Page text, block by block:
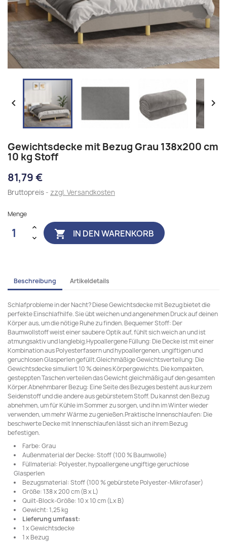
 
Gewichtsdecke mit Bezug Grau 138x200 cm
10 kg Stoff
81,79 €
Bruttopreis zzgl. Versandkosten
Menge
 IN DEN WARENKORB
Beschreibung Artikeldetails
Schlafprobleme in der Nacht? Diese Gewichtsdecke mit Bezug bietet die
perfekte Einschlafhilfe. Sie übt weichen und angenehmen Druck auf deinen
Körper aus, um die nötige Ruhe zu finden. Bequemer Stoff: Der
Baumwollstoff weist einer saubere Optik auf, fühlt sich weich an und ist
atmungsaktiv und langlebig.Hypoallergene Füllung: Die Decke ist mit einer
Kombination aus Polyesterfasern und hypoallergenen, ungiftigen und
geruchlosen Glasperlen gefüllt.Gleichmäßige Gewichtsverteilung: Die
Gewichtsdecke simuliert 10 % deines Körpergewichts. Die kompakten,
gesteppten Taschen verteilen das Gewicht gleichmäßig auf den gesamten
Körper.Abnehmbarer Bezug: Eine Seite des Bezuges besteht aus kurzem
Seidenstoff und die andere aus gebürstetem Stoff. Du kannst den Bezug
abnehmen, um für Kühle im Sommer zu sorgen, und ihn im Winter wieder
verwenden, um mehr Wärme zu genießen.Praktische Innenschlaufen: Die
beschwerte Decke mit Innenschlaufen lässt sich an ihrem Bezug
befestigen.
Farbe: Grau
Außenmaterial der Decke: Stoff (100 % Baumwolle)
Füllmaterial: Polyester, hypoallergene ungiftige geruchlose
Glasperlen
Bezugsmaterial: Stoff (100 % gebürstete Polyester-Mikrofaser)
Größe: 138 x 200 cm (B x L)
Quilt-Block-Größe: 10 x 10 cm (L x B)
Gewicht: 1,25 kg
Lieferung umfasst:
1 x Gewichtsdecke
1 x Bezug